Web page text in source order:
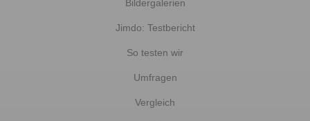
Bildergalerien
Jimdo: Testbericht
So testen wir
Umfragen
Vergleich